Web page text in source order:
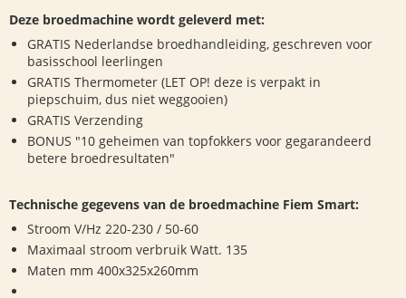
Deze broedmachine wordt geleverd met:
GRATIS Nederlandse broedhandleiding, geschreven voor
basisschool leerlingen
GRATIS Thermometer (LET OP! deze is verpakt in
piepschuim, dus niet weggooien)
GRATIS Verzending
BONUS "10 geheimen van topfokkers voor gegarandeerd
betere broedresultaten"
Technische gegevens van de broedmachine Fiem Smart:
Stroom V/Hz 220-230 / 50-60
Maximaal stroom verbruik Watt. 135
Maten mm 400x325x260mm